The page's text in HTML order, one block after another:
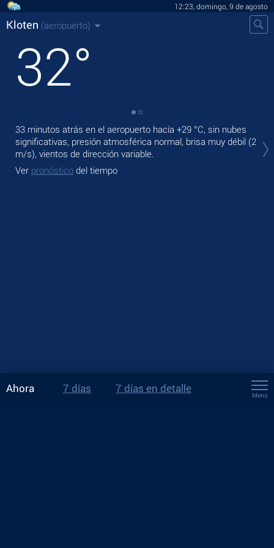
12:23, domingo, 9 de agosto
Kloten (aeropuerto)
32°
33 minutos atrás en el aeropuerto hacía +29 °C, sin nubes
significativas, presión atmosférica normal, brisa muy débil (2
m/s), vientos de dirección variable.
Ver pronóstico del tiempo
Ahora 7 días 7 días en detalle
Menú